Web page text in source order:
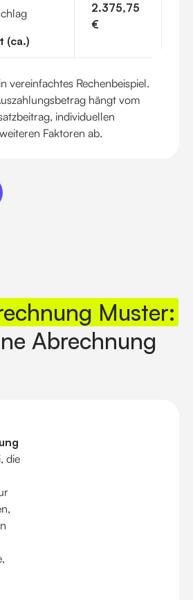
(ca.)
2.375,75
€
vereinfachtes Rechenbeispiel.
hängt vom
individuellen
Faktoren ab.
Muster:
Abrechnung
die